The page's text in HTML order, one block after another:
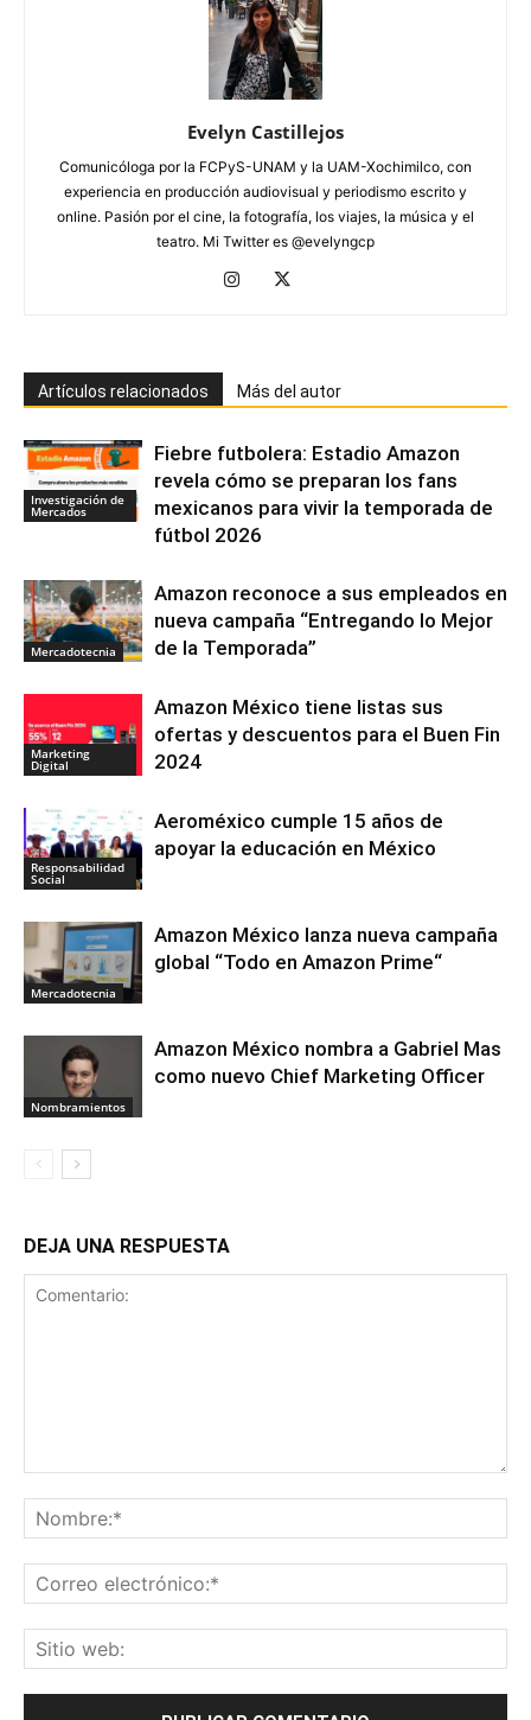
Evelyn Castillejos
Comunicóloga por la FCPyS-UNAM y la UAM-Xochimilco, con
experiencia en producción audiovisual y periodismo escrito y
online. Pasión por el cine, la fotografía, los viajes, la música y el
teatro. Mi Twitter es @evelyngcp
Artículos relacionados Más del autor
Investigación de
Mercados
Fiebre futbolera: Estadio Amazon
revela cómo se preparan los fans
mexicanos para vivir la temporada de
fútbol 2026
Mercadotecnia
Amazon reconoce a sus empleados en
nueva campaña “Entregando lo Mejor
de la Temporada”
Marketing
Digital
Amazon México tiene listas sus
ofertas y descuentos para el Buen Fin
2024
Responsabilidad
Social
Aeroméxico cumple 15 años de
apoyar la educación en México
Mercadotecnia
Amazon México lanza nueva campaña
global “Todo en Amazon Prime“
Nombramientos
Amazon México nombra a Gabriel Mas
como nuevo Chief Marketing Officer
DEJA UNA RESPUESTA